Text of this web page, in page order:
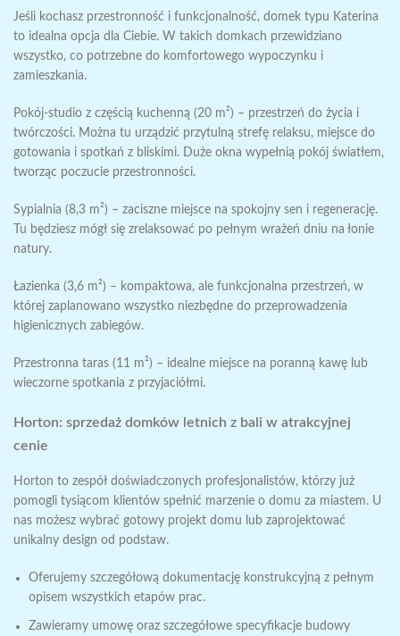
Jeśli kochasz przestronność i funkcjonalność, domek typu Katerina
to idealna opcja dla Ciebie. W takich domkach przewidziano
wszystko, co potrzebne do komfortowego wypoczynku i
zamieszkania.
Pokój-studio z częścią kuchenną (20 m²) – przestrzeń do życia i
twórczości. Można tu urządzić przytulną strefę relaksu, miejsce do
gotowania i spotkań z bliskimi. Duże okna wypełnią pokój światłem,
tworząc poczucie przestronności.
Sypialnia (8,3 m²) – zaciszne miejsce na spokojny sen i regenerację.
Tu będziesz mógł się zrelaksować po pełnym wrażeń dniu na łonie
natury.
Łazienka (3,6 m²) – kompaktowa, ale funkcjonalna przestrzeń, w
której zaplanowano wszystko niezbędne do przeprowadzenia
higienicznych zabiegów.
Przestronna taras (11 m²) – idealne miejsce na poranną kawę lub
wieczorne spotkania z przyjaciółmi.
Horton: sprzedaż domków letnich z bali w atrakcyjnej
cenie
Horton to zespół doświadczonych profesjonalistów, którzy już
pomogli tysiącom klientów spełnić marzenie o domu za miastem. U
nas możesz wybrać gotowy projekt domu lub zaprojektować
unikalny design od podstaw.
Oferujemy szczegółową dokumentację konstrukcyjną z pełnym
opisem wszystkich etapów prac.
Zawieramy umowę oraz szczegółowe specyfikacje budowy